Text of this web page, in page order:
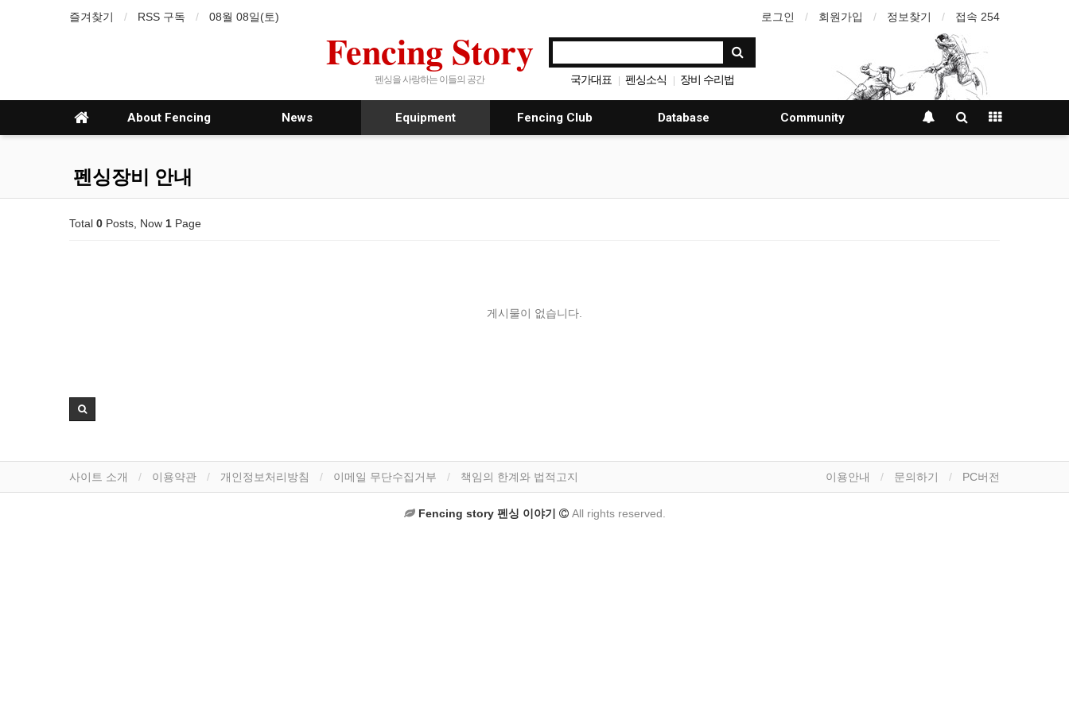
즐겨찾기 RSS 구독 08월 08일(토) 로그인 회원가입 정보찾기 접속 254
Fencing Story
펜싱을 사랑하는 이들의 공간 국가대표 | 펜싱소식 | 장비 수리법
| 펜싱 동영상
About Fencing News Equipment Fencing Club Database Community
펜싱장비 안내
Total 0 Posts, Now 1 Page
게시물이 없습니다.
사이트 소개 이용약관 개인정보처리방침 이메일 무단수집거부 책임의 한계와 법적고지 이용안내 문의하기 PC버전
Fencing story 펜싱 이야기 All rights reserved.